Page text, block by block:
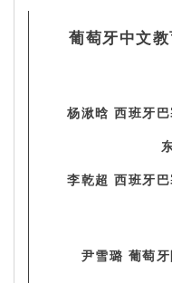
葡萄牙中文
杨湫晗 西班牙
李乾超 西班牙
尹雪璐 葡萄